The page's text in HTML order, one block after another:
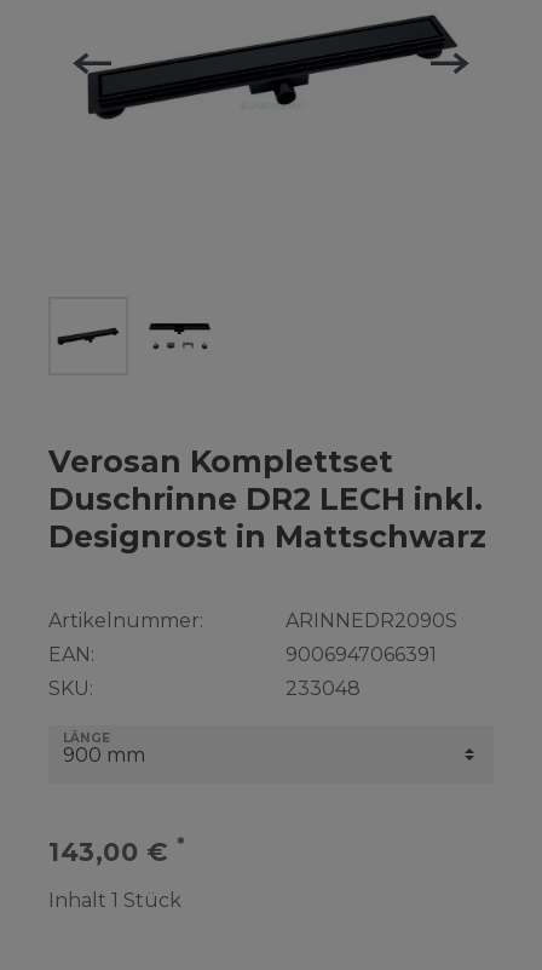
Verosan Komplettset
Duschrinne DR2 LECH inkl.
Designrost in Mattschwarz
Artikelnummer:
EAN:
SKU:
ARINNEDR2090S
9006947066391
233048
LÄNGE
143,00 € *
Inhalt 1 Stück